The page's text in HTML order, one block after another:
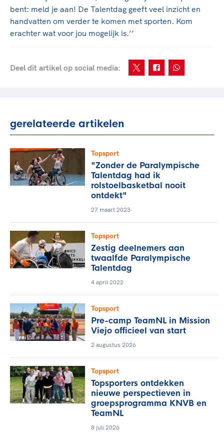
bent: meld je aan! De Talentdag geeft veel inzicht en
handvatten om verder te komen met sporten. Kom
erachter wat voor jou mogelijk is.’’
Deel dit artikel op social media:
gerelateerde artikelen
Topsport
"Zonder de Paralympische
Talentdag had ik
rolstoelbasketbal nooit
ontdekt"
27 maart 2023
Topsport
Zestig deelnemers aan
twaalfde Paralympische
Talentdag
4 april 2022
Topsport
Pre-camp TeamNL in Mission
Viejo officieel van start
2 augustus 2026
Topsport
Topsporters ontdekken
nieuwe perspectieven in
groepsprogramma KNVB en
TeamNL
8 juli 2026